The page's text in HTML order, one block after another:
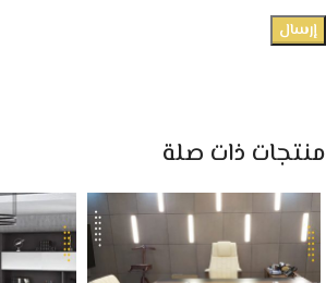
منتجات ذات صلة